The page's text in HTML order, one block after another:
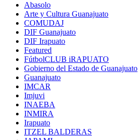
Abasolo
Arte y Cultura Guanajuato
COMUDAJ
DIF Guanajuato
DIF Irapuato
Featured
FútbolCLUB iRAPUATO
Gobierno del Estado de Guanajuato
Guanajuato
IMCAR
Imjuvi
INAEBA
INMIRA
Irapuato
ITZEL BALDERAS